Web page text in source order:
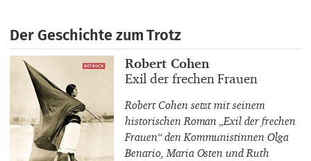
Der Geschichte zum Trotz
Buchautor_innen
Robert Cohen
Buchtitel
Exil der frechen Frauen
Robert Cohen setzt mit seinem
historischen Roman „Exil der frechen
Frauen“ den Kommunistinnen Olga
Benario, Maria Osten und Ruth